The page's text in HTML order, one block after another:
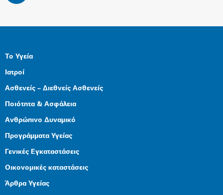
Το Υγεία
Ιατροί
Ασθενείς – Διεθνείς Ασθενείς
Ποιότητα & Ασφάλεια
Ανθρώπινο Δυναμικό
Προγράμματα Υγείας
Γενικές Εγκαταστάσεις
Οικονομικές καταστάσεις
Άρθρα Υγείας